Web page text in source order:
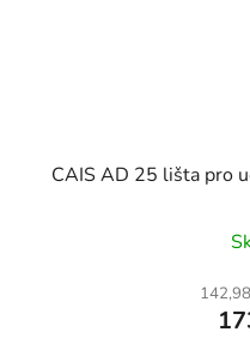
CAIS AD 25 lišta pro